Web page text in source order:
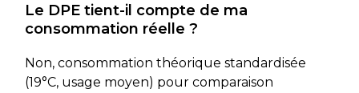
Le DPE tient-il compte de ma
consommation réelle ?
Non, consommation théorique standardisée
(19°C, usage moyen) pour comparaison